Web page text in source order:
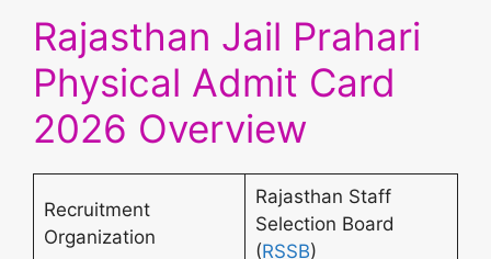
Rajasthan Jail Prahari
Physical Admit Card
2026 Overview
Recruitment
Organization
Rajasthan Staff
Selection Board
(RSSB)